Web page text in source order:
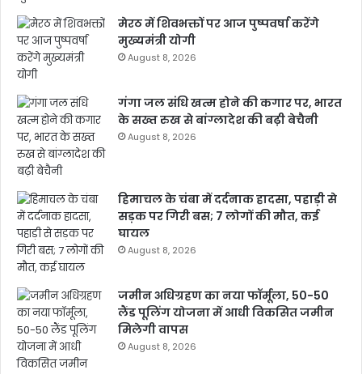
मेरठ में शिवभक्तों पर आज पुष्पवर्षा करेंगे
मुख्यमंत्री योगी
August 8, 2026
गंगा जल संधि खत्म होने की कगार पर, भारत
के सख्त रुख से बांग्लादेश की बढ़ी बेचैनी
August 8, 2026
हिमाचल के चंबा में दर्दनाक हादसा, पहाड़ी से
सड़क पर गिरी बस; 7 लोगों की मौत, कई
घायल
August 8, 2026
जमीन अधिग्रहण का नया फॉर्मूला, 50-50
लैंड पूलिंग योजना में आधी विकसित जमीन
मिलेगी वापस
August 8, 2026